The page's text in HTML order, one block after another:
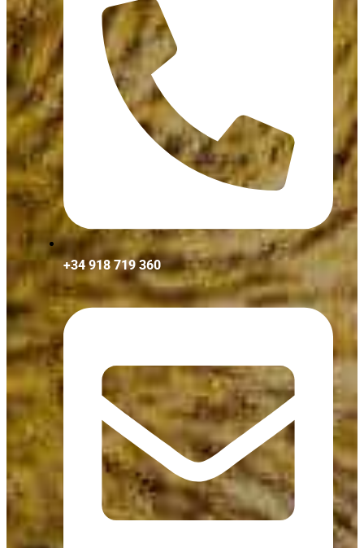
+34 918 719 360